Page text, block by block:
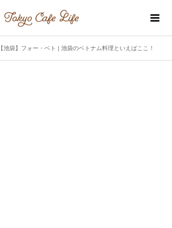
【池袋】フォー・ベト | 池袋のベトナム料理といえばここ！